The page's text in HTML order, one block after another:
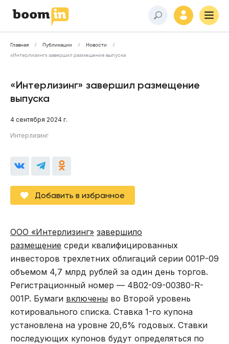
Главная Публикации
Новости
«Интерлизинг» завершил размещение выпуска
«Интерлизинг» завершил размещение
выпуска
4 сентября 2024 г.
Интерлизинг
Добавить в избранное
ООО «Интерлизинг» завершило
размещение среди квалифицированных
инвесторов трехлетних облигаций серии 001Р-09
объемом 4,7 млрд рублей за один день торгов.
Регистрационный номер — 4B02-09-00380-R-
001P. Бумаги включены во Второй уровень
котировального списка. Ставка 1-го купона
установлена на уровне 20,6% годовых. Ставки
последующих купонов будут определяться по